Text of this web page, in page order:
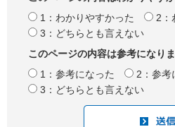
1：わかりやすかった
2：
3：どちらとも言えない
このページの内容は参考になり
1：参考になった
2：参考
3：どちらとも言えない